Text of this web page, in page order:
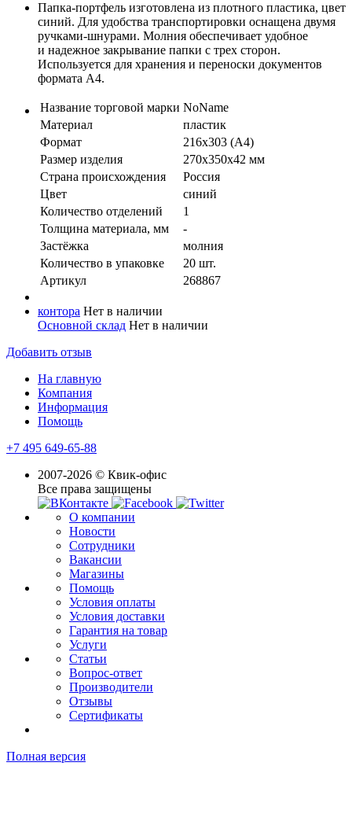
Папка-портфель изготовлена из плотного пластика, цвет
синий. Для удобства транспортировки оснащена двумя
ручками-шнурами. Молния обеспечивает удобное
и надежное закрывание папки с трех сторон.
Используется для хранения и переноски документов
формата А4.
Название торговой марки NoName
Материал
пластик
Формат
216х303 (А4)
Размер изделия
270х350х42 мм
Страна происхождения
Россия
Цвет
синий
Количество отделений
1
Толщина материала, мм
-
Застёжка
молния
Количество в упaковке
20 шт.
Артикул
268867
контора Нет в наличии
Основной склад Нет в наличии
Добавить отзыв
На главную
Компания
Информация
Помощь
+7 495 649-65-88
2007-2026 © Квик-офис
Все права защищены
О компании
Новости
Сотрудники
Вакансии
Магазины
Помощь
Условия оплаты
Условия доставки
Гарантия на товар
Услуги
Статьи
Вопрос-ответ
Производители
Отзывы
Сертификаты
Полная версия